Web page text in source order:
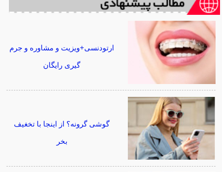
ارتودنسی+ویزیت و مشاوره و جرم
گیری رایگان
گوشی گرونه؟ از اینجا با تخغیف
بخر